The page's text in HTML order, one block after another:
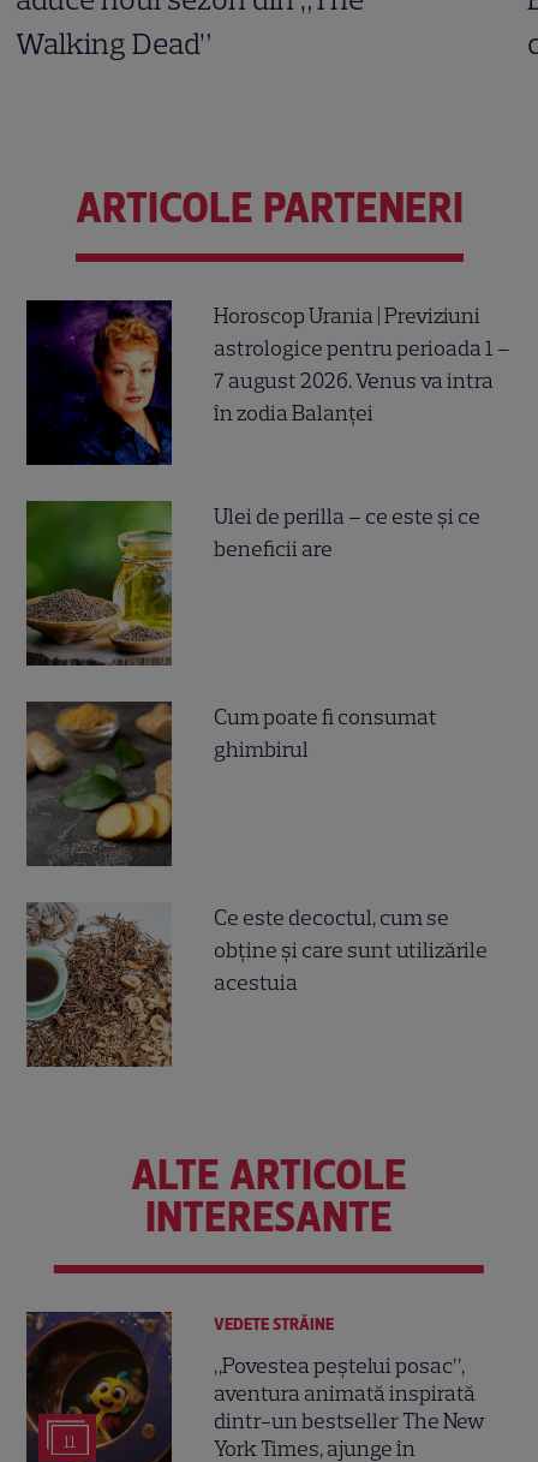
Walking Dead”
ARTICOLE PARTENERI
Horoscop Urania | Previziuni
astrologice pentru perioada 1 –
7 august 2026. Venus va intra
în zodia Balanței
Ulei de perilla – ce este și ce
beneficii are
Cum poate fi consumat
ghimbirul
Ce este decoctul, cum se
obţine şi care sunt utilizările
acestuia
ALTE ARTICOLE
INTERESANTE
11
VEDETE STRĂINE
„Povestea peștelui posac”,
aventura animată inspirată
dintr-un bestseller The New
York Times, ajunge în